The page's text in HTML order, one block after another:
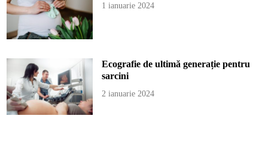
1 ianuarie 2024
Ecografie de ultimă generație pentru
sarcini
2 ianuarie 2024